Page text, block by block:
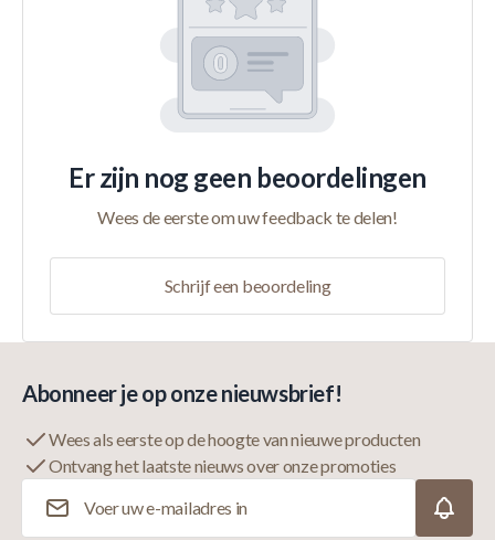
Er zijn nog geen beoordelingen
Wees de eerste om uw feedback te delen!
Schrijf een beoordeling
Abonneer je op onze nieuwsbrief!
Wees als eerste op de hoogte van nieuwe producten
Ontvang het laatste nieuws over onze promoties